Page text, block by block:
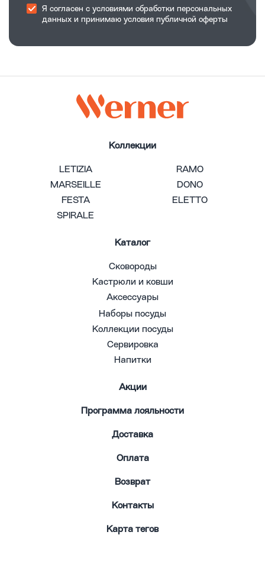
Я согласен с условиями обработки персональных
данных и принимаю условия публичной оферты
Коллекции
LETIZIA
RAMO
MARSEILLE
DONO
FESTA
ELETTO
SPIRALE
Каталог
Сковороды
Кастрюли и ковши
Аксессуары
Наборы посуды
Коллекции посуды
Сервировка
Напитки
Акции
Программа лояльности
Доставка
Оплата
Возврат
Контакты
Карта тегов